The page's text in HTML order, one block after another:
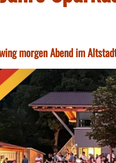
morgen Abend im